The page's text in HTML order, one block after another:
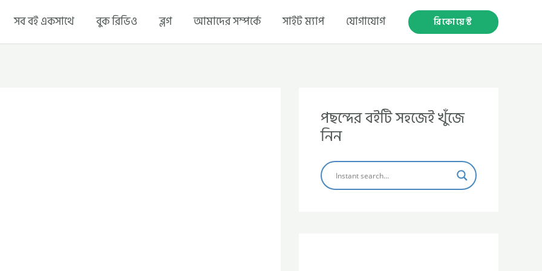
সব বই একসাথে বুক রিভিও ব্লগ আমাদের সম্পর্কে সাইট ম্যাপ যোগাযোগ রিকোয়েস্ট
পছন্দের বইটি সহজেই খুঁজে
নিন